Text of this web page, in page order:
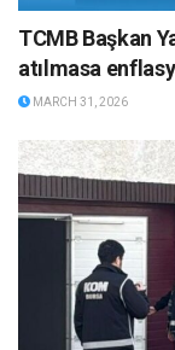
TCMB Başkan
atılmasa
MARCH 31, 2026